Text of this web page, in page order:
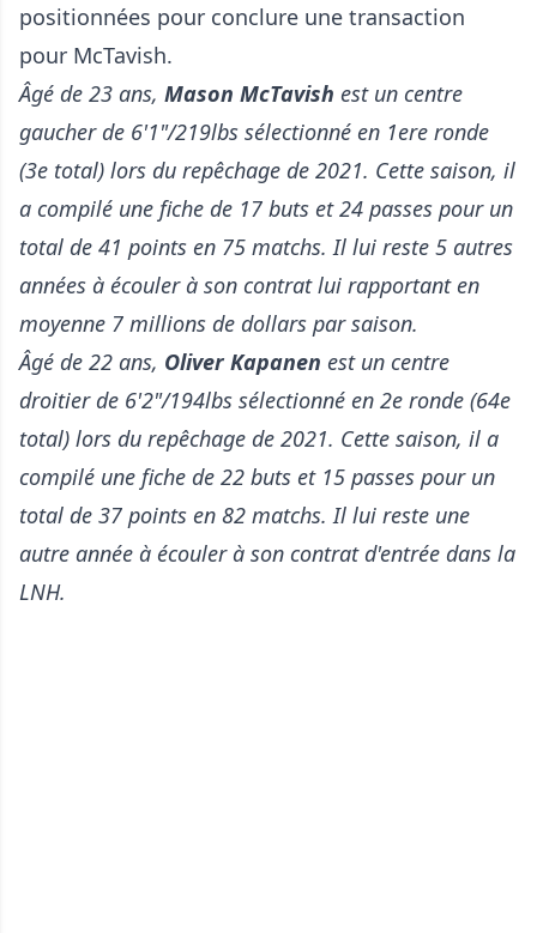
positionnées pour conclure une transaction
pour McTavish.
Âgé de 23 ans, Mason McTavish est un centre
gaucher de 6'1"/219lbs sélectionné en 1ere ronde
(3e total) lors du repêchage de 2021. Cette saison, il
a compilé une fiche de 17 buts et 24 passes pour un
total de 41 points en 75 matchs. Il lui reste 5 autres
années à écouler à son contrat lui rapportant en
moyenne 7 millions de dollars par saison.
Âgé de 22 ans, Oliver Kapanen est un centre
droitier de 6'2"/194lbs sélectionné en 2e ronde (64e
total) lors du repêchage de 2021. Cette saison, il a
compilé une fiche de 22 buts et 15 passes pour un
total de 37 points en 82 matchs. Il lui reste une
autre année à écouler à son contrat d'entrée dans la
LNH.